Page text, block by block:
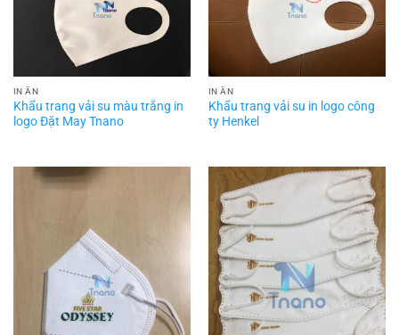
IN ẤN
Khẩu trang vải su màu trắng in
logo Đặt May Tnano
IN ẤN
Khẩu trang vải su in logo công
ty Henkel